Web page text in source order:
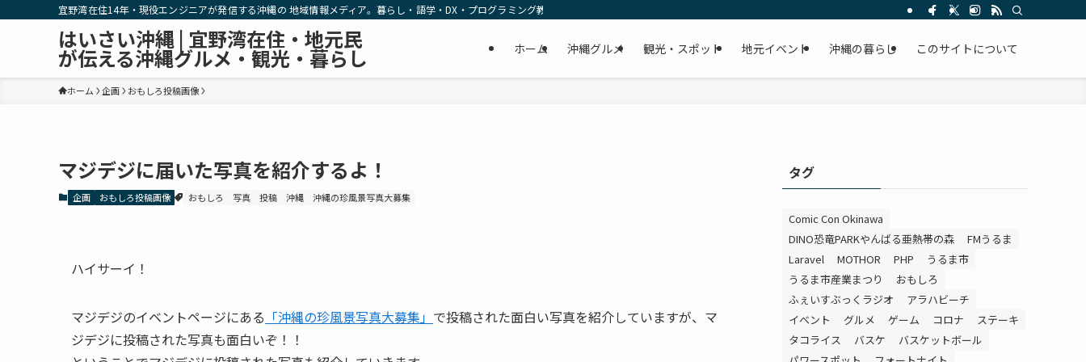
宜野湾在住14年・現役エンジニアが発信する沖縄の 地域情報メディア。暮らし・語学・DX・プログラミング教育の リアルな一次情報をお届けします。
はいさい沖縄 | 宜野湾在住・地元民
が伝える沖縄グルメ・観光・暮らし ホーム 沖縄グルメ 観光・スポット 地元イベント 沖縄の暮らし このサイトについて
ホーム 企画 おもしろ投稿画像
マジデジに届いた写真を紹介するよ！
企画 おもしろ投稿画像 おもしろ 写真 投稿 沖縄 沖縄の珍風景写真大募集
ハイサーイ！
マジデジのイベントページにある 「沖縄の珍風景写真大募集」 で投稿された面白い写真を紹介していますが、マ
ジデジに投稿された写真も面白いぞ！！
タグ
Comic Con Okinawa
DINO恐竜PARKやんばる亜熱帯の森
FMうるま
Laravel
MOTHOR PHP
うるま市
うるま市産業まつり
おもしろ
ふぇいすぶっくラジオ
アラハビーチ
イベント
グルメ ゲーム コロナ
ステーキ
タコライス
バスケ
バスケットボール